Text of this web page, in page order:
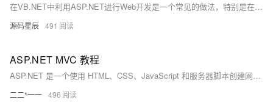
在VB.NET中利用ASP.NET进行Web开发是一个常见的做法，特别是在需要构建动态、交互式Web应用程序时。ASP.NET是一个由微软开发的开源Web应用程序框架，它允许开发者使用多种编程语言（包括VB.NET）来创建Web应用程序。
源码星辰 491
ASP.NET MVC 教程
ASP.NET 是一个使用 HTML、CSS、JavaScript 和服务器脚本创建网页和网站的开发框架。
二二*一一 496